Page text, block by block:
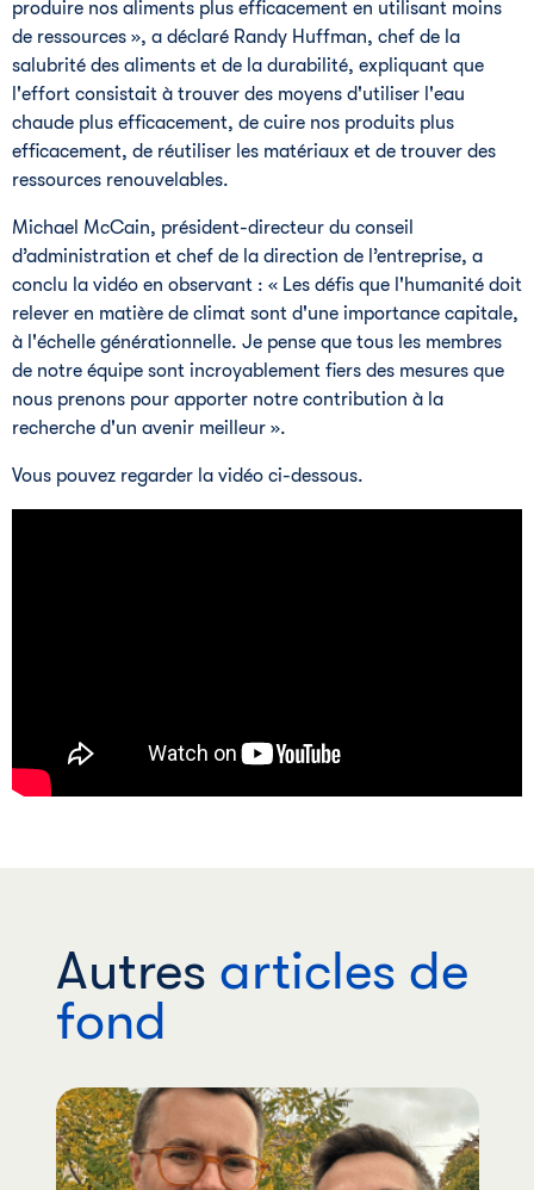
produire nos aliments plus efficacement en utilisant moins
de ressources », a déclaré Randy Huffman, chef de la
salubrité des aliments et de la durabilité, expliquant que
l'effort consistait à trouver des moyens d'utiliser l'eau
chaude plus efficacement, de cuire nos produits plus
efficacement, de réutiliser les matériaux et de trouver des
ressources renouvelables.
Michael McCain, président-directeur du conseil
d’administration et chef de la direction de l’entreprise, a
conclu la vidéo en observant : « Les défis que l'humanité doit
relever en matière de climat sont d'une importance capitale,
à l'échelle générationnelle. Je pense que tous les membres
de notre équipe sont incroyablement fiers des mesures que
nous prenons pour apporter notre contribution à la
recherche d'un avenir meilleur ».
Vous pouvez regarder la vidéo ci-dessous.
Autres articles de
fond